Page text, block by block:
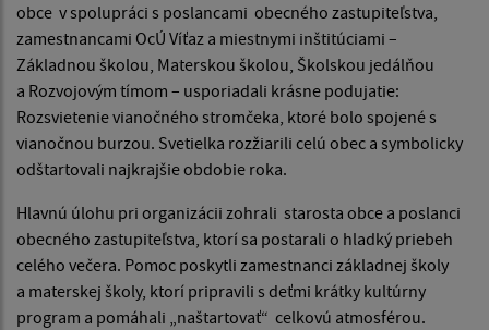
obce v spolupráci s poslancami obecného zastupiteľstva,
zamestnancami OcÚ Víťaz a miestnymi inštitúciami –
Základnou školou, Materskou školou, Školskou jedálňou
a Rozvojovým tímom – usporiadali krásne podujatie:
Rozsvietenie vianočného stromčeka, ktoré bolo spojené s
vianočnou burzou. Svetielka rozžiarili celú obec a symbolicky
odštartovali najkrajšie obdobie roka.
Hlavnú úlohu pri organizácii zohrali starosta obce a poslanci
obecného zastupiteľstva, ktorí sa postarali o hladký priebeh
celého večera. Pomoc poskytli zamestnanci základnej školy
a materskej školy, ktorí pripravili s deťmi krátky kultúrny
program a pomáhali „naštartovať“ celkovú atmosférou.